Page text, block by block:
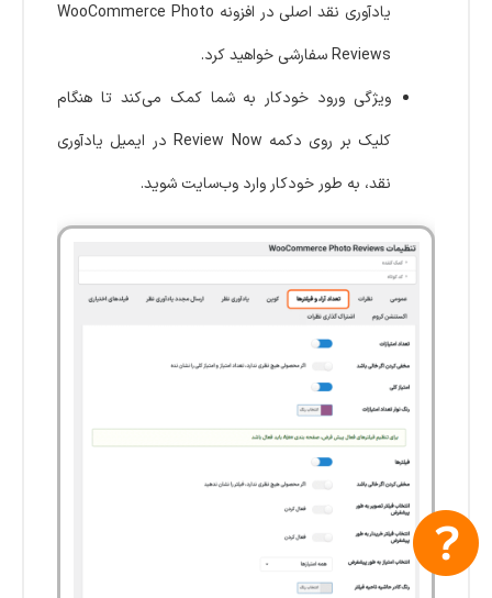
یادآوری نقد اصلی در افزونه WooCommerce Photo
Reviews سفارشی خواهید کرد.
ویژگی ورود خودکار به شما کمک می‌کند تا هنگام
کلیک بر روی دکمه Review Now در ایمیل یادآوری
نقد، به طور خودکار وارد وب‌سایت شوید.